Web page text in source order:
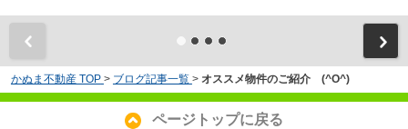
かぬま不動産 TOP > ブログ記事一覧 > オススメ物件のご紹介 (^O^)
ページトップに戻る